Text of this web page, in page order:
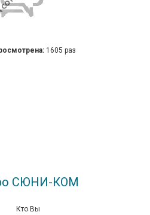
1605 раз
СЮНИ-КОМ
Кто Вы